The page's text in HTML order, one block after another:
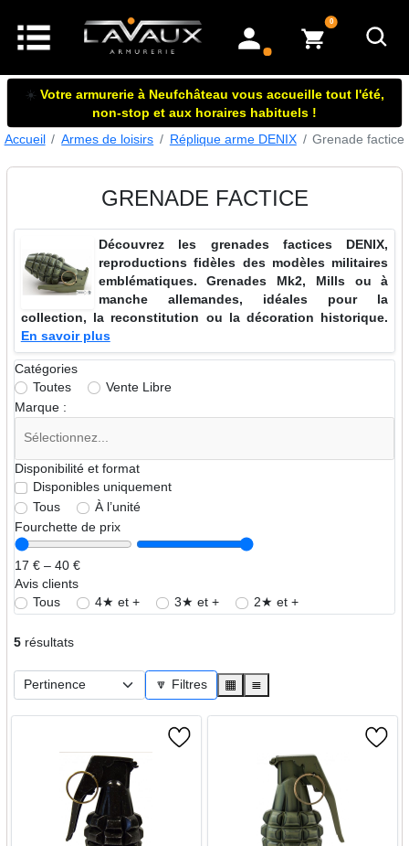
mon compte
0articles dans le panier
☀️ Votre armurerie à Neufchâteau vous accueille tout l'été,
non-stop et aux horaires habituels !
Accueil
Armes de loisirs Réplique arme DENIX Grenade factice
GRENADE FACTICE
Découvrez les grenades factices DENIX,
reproductions fidèles des modèles militaires
emblématiques. Grenades Mk2, Mills ou à
manche allemandes, idéales pour la
collection, la reconstitution ou la décoration historique.
En savoir plus
Catégories
Toutes
Vente Libre
Marque :
Disponibilité et format
Disponibles uniquement
Tous
À l’unité
Fourchette de prix
17 € – 40 €
Avis clients
Tous
4★ et + 3★ et + 2★ et +
5résultats
🔽 Filtres ▦ ≣